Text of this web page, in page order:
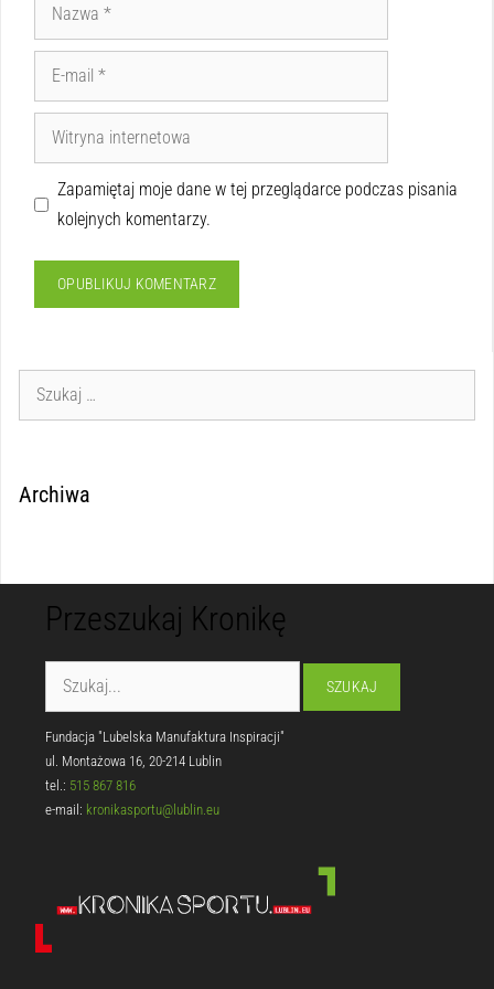
Zapamiętaj moje dane w tej przeglądarce podczas pisania
kolejnych komentarzy.
Archiwa
Przeszukaj Kronikę
Fundacja "Lubelska Manufaktura Inspiracji"
ul. Montażowa 16, 20-214 Lublin
tel.: 515 867 816
e-mail: kronikasportu@lublin.eu